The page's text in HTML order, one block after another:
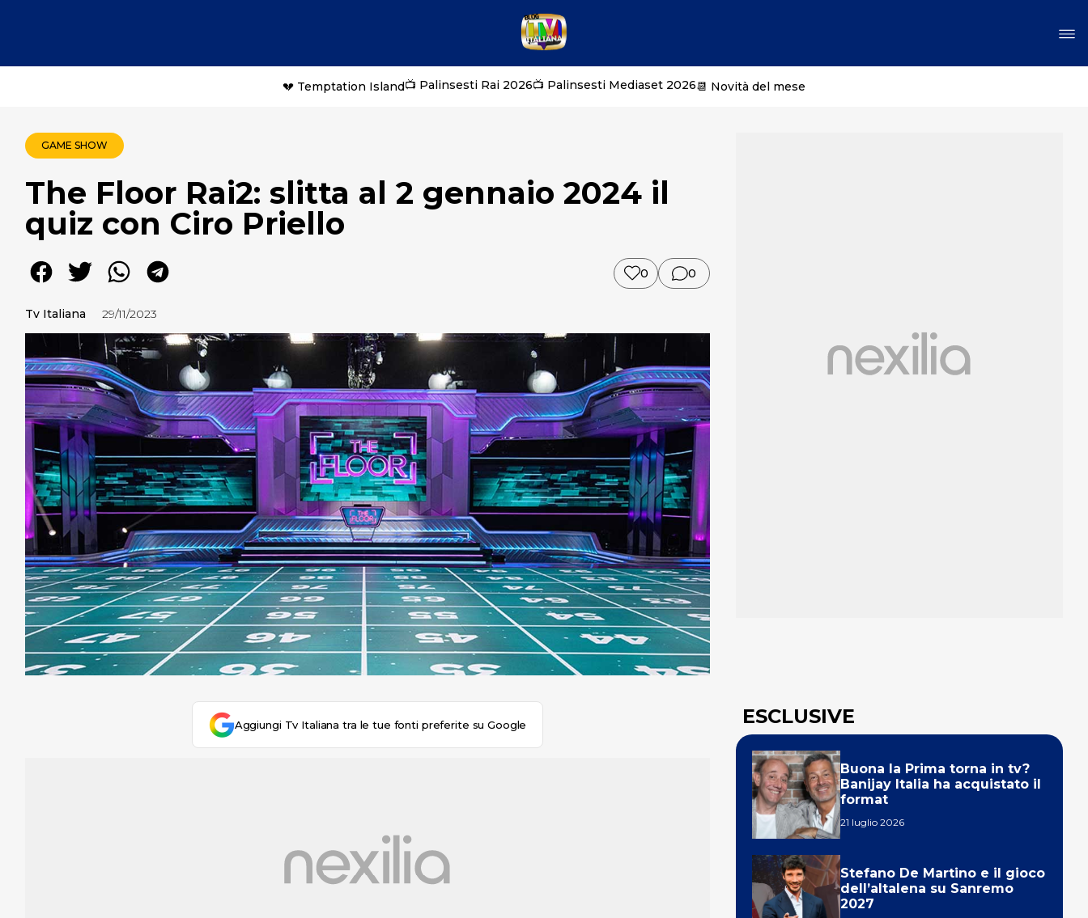
💔 Temptation Island📺 Palinsesti Rai 2026📺 Palinsesti Mediaset 2026📆 Novità del mese
GAME SHOW
The Floor Rai2: slitta al 2 gennaio 2024 il
quiz con Ciro Priello
0 0
Tv Italiana 29/11/2023
Aggiungi Tv Italiana tra le tue fonti preferite su Google ESCLUSIVE
Buona la Prima torna in tv?
Banijay Italia ha acquistato il
format
21 luglio 2026
Stefano De Martino e il gioco
dell’altalena su Sanremo
2027